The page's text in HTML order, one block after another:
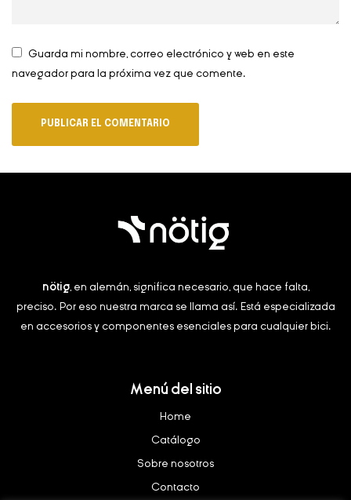
Guarda mi nombre, correo electrónico y web en este
navegador para la próxima vez que comente.
nötig, en alemán, significa necesario, que hace falta,
preciso. Por eso nuestra marca se llama así. Está especializada
en accesorios y componentes esenciales para cualquier bici.
Menú del sitio
Home
Catálogo
Sobre nosotros
Contacto